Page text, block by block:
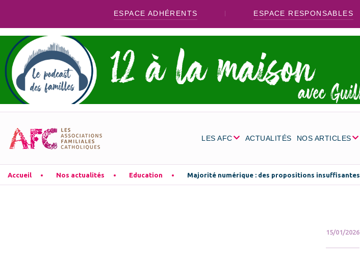
ESPACE ADHÉRENTS ESPACE RESPONSABLES
LES AFC ACTUALITÉS NOS ARTICLES
Accueil Nos actualités Education Majorité numérique : des propositions insuffisantes
15/01/2026